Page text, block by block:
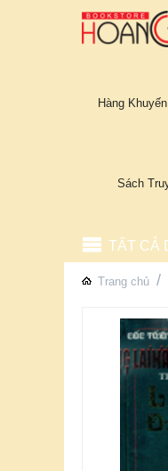
Hàng
Sách
TẤT CẢ
Trang chủ /